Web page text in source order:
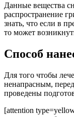
Данные вещества
распространение
знать, что если в
то может
Способ
Для того чтобы
ненапрасным,
проведены
[attention